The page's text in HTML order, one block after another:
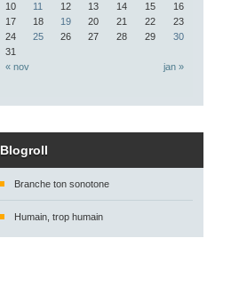
« nov jan »
10
11 12 13 14 15
16
17
18 19 20 21 22
23
24
25 26 27 28 29
30
31
Blogroll
Branche ton sonotone
Humain, trop humain